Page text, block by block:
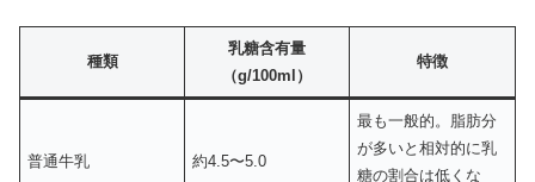
種類
乳糖含有量
（g/100ml）
特徴
普通牛乳 約4.5〜5.0
最も一般的。脂肪分
が多いと相対的に乳
糖の割合は低くな